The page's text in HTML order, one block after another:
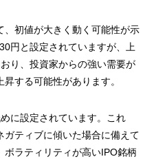
初値が大きく動く可能性が示
円 と設定されていますが、上
り、投資家からの強い需要が
する可能性があります。
に設定されています。これ
ティブに傾いた場合に備えて
ラティリティが高いIPO銘柄